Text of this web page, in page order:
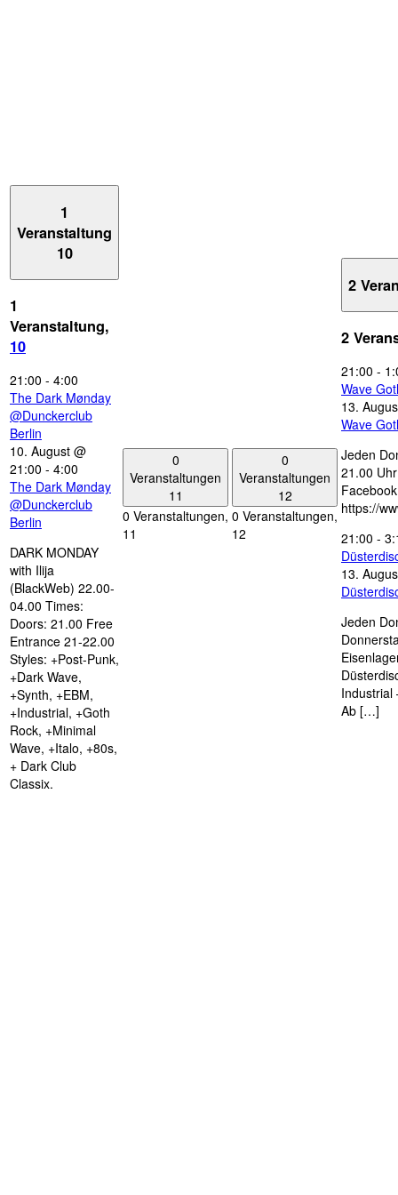
1
Veranstaltung
10
1
Veranstaltung,
10
21:00 - 4:00
The Dark Mønday
@Dunckerclub
Berlin
10. August @
21:00 - 4:00
The Dark Mønday
@Dunckerclub
Berlin
DARK MONDAY
with Ilija
(BlackWeb) 22.00-
04.00 Times:
Doors: 21.00 Free
Entrance 21-22.00
Styles: +Post-Punk,
+Dark Wave,
+Synth, +EBM,
+Industrial, +Goth
Rock, +Minimal
Wave, +Italo, +80s,
+ Dark Club
Classix.
0
Veranstaltungen
11
0 Veranstaltungen,
11
0
Veranstaltungen
12
0 Veranstaltungen,
12
2
2
21:00 -
Wave
13.
Wave
Jeden
21.00
https://
21:00 -
13.
Jeden
Industrial
Ab […]